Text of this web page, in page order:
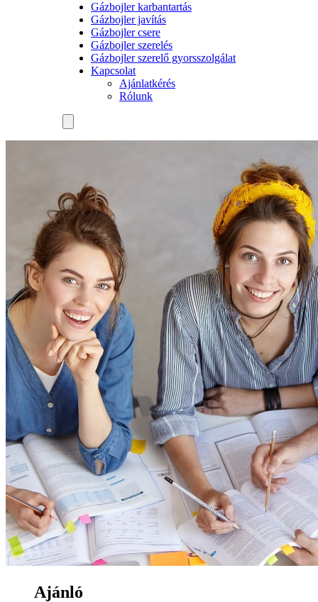
Gázbojler karbantartás
Gázbojler javítás
Gázbojler csere
Gázbojler szerelés
Gázbojler szerelő gyorsszolgálat
Kapcsolat
Ajánlatkérés
Rólunk
Ajánló